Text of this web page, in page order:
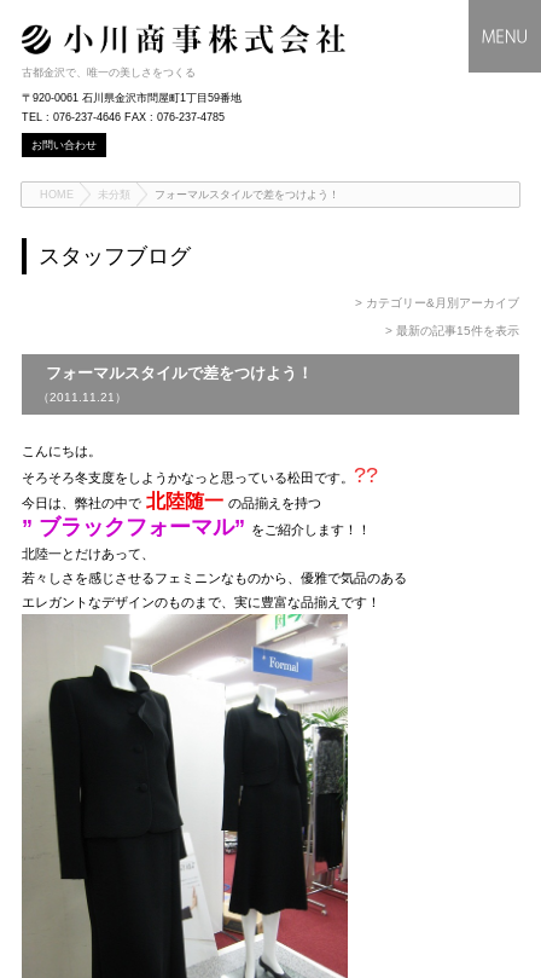
古都金沢で、唯一の美しさをつくる
〒920-0061 石川県金沢市問屋町1丁目59番地
TEL : 076-237-4646 FAX : 076-237-4785
お問い合わせ
HOME 未分類 フォーマルスタイルで差をつけよう！
スタッフブログ
> カテゴリー&月別アーカイブ
> 最新の記事15件を表示
フォーマルスタイルで差をつけよう！
（2011.11.21）
こんにちは。
そろそろ冬支度をしようかなっと思っている松田です。 ??
今日は、弊社の中で北陸随一 の品揃えを持つ
” ブラックフォーマル” をご紹介します！！
北陸一とだけあって、
若々しさを感じさせるフェミニンなものから、優雅で気品のある
エレガントなデザインのものまで、実に豊富な品揃えです！